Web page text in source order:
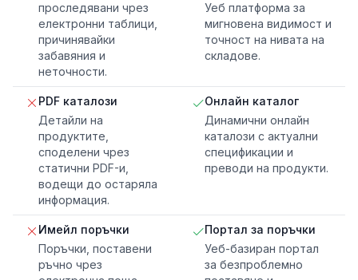
проследявани чрез
електронни таблици,
причинявайки
забавяния и
неточности.
Уеб платформа за
мигновена видимост и
точност на нивата на
складове.
PDF каталози
Детайли на
продуктите,
споделени чрез
статични PDF-и,
водещи до остаряла
информация.
Онлайн каталог
Динамични онлайн
каталози с актуални
спецификации и
преводи на продукти.
Имейл поръчки
Поръчки, поставени
ръчно чрез
Портал за поръчки
Уеб-базиран портал
за безпроблемно